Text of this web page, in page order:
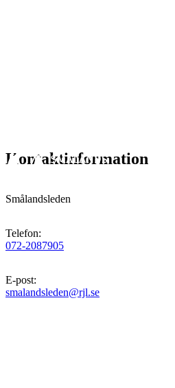
Kontaktinformation
Smålandsleden
Telefon:
072-2087905
E-post:
smalandsleden@rjl.se